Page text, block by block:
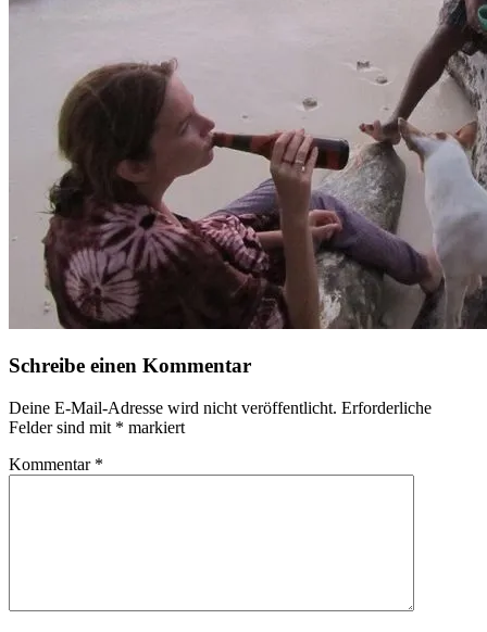
Schreibe einen Kommentar
Deine E-Mail-Adresse wird nicht veröffentlicht. Erforderliche
Felder sind mit * markiert
Kommentar *